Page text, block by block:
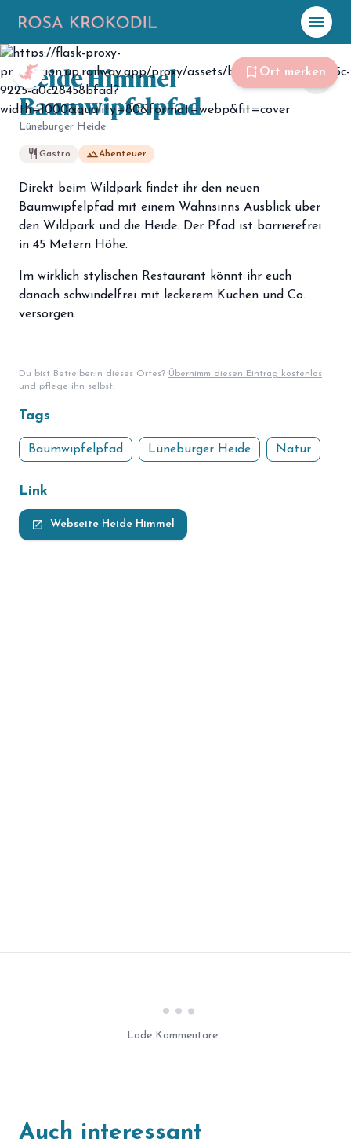
menu
☀️ Heute
Plane mit Kroki
hiking Abenteuer
hotel Unterkünfte
menu_book Guides
storefront Shop
handshake Partnerschaft
login Anmelden / Registrieren
bookmark_add Ort merken
Heide Himmel
Baumwipfelpfad
Lüneburger Heide
restaurant Gastro landscapeAbenteuer
share
Direkt beim Wildpark findet ihr den neuen
Baumwipfelpfad mit einem Wahnsinns Ausblick über
den Wildpark und die Heide. Der Pfad ist barrierefrei
in 45 Metern Höhe.
Im wirklich stylischen Restaurant könnt ihr euch
danach schwindelfrei mit leckerem Kuchen und Co.
versorgen.
Du bist Betreiber:in dieses Ortes? Übernimm diesen Eintrag kostenlos
und pflege ihn selbst.
Tags
Baumwipfelpfad Lüneburger Heide Natur
Link
launch Webseite Heide Himmel
Lade Kommentare...
Auch interessant